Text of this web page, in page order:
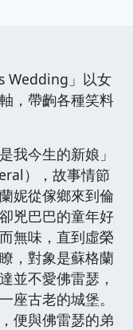
Wedding」以女
，帶齣各種笑料
今生的新娘」
），故事情節
妮從傢鄉來到倫
兇巴巴的童年好
無味，直到虛榮
，對象是蘇格蘭
並不愛佛雷瑟，
座古老的城堡。
便與佛雷瑟的弟